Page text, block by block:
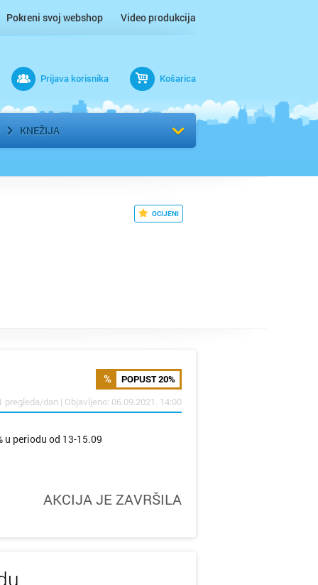
Pokreni svoj webshop Video produkcija
Prijava korisnika Košarica
KNEŽIJA
OCIJENI
POPUST 20%
pregleda/dan | Objavljeno: 06.09.2021. 14:00
u periodu od 13-15.09
AKCIJA JE ZAVRŠILA